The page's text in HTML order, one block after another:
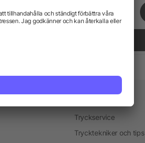
Merchandise-Säljfrämjande
Service
Tryckservice
Trycktekniker och tips